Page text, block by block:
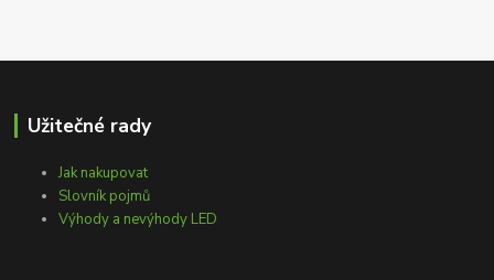
Užitečné rady
Jak nakupovat
Slovník pojmů
Výhody a nevýhody LED